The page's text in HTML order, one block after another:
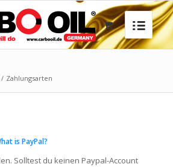
/ Zahlungsarten
is PayPal?
Solltest du keinen Paypal-Account